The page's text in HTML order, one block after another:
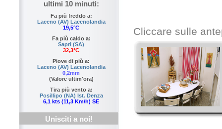
ultimi 10 minuti:
Fa più freddo a:
Laceno (AV) Lacenolandia
19,5°C
Fa più caldo a:
Sapri (SA)
32,3°C
Piove di più a:
Laceno (AV) Lacenolandia
0,2mm
(Valore ultim'ora)
Tira più vento a:
Posillipo (NA) Ist. Denza
6,1 kts (11,3 Km/h) SE
Unisciti a noi!
Cliccare sulle